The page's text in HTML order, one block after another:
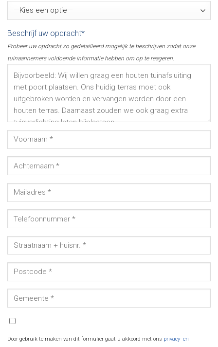
Beschrijf uw opdracht*
Probeer uw opdracht zo gedetailleerd mogelijk te beschrijven zodat onze
tuinaannemers voldoende informatie hebben om op te reageren.
Door gebruik te maken van dit formulier gaat u akkoord met ons privacy- en